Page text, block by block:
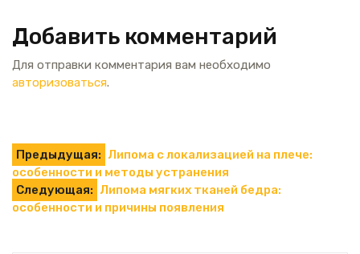
Добавить комментарий
Для отправки комментария вам необходимо
авторизоваться.
Навигация
по
записям
Предыдущая: Липома с локализацией на плече:
особенности и методы устранения
Следующая: Липома мягких тканей бедра:
особенности и причины появления